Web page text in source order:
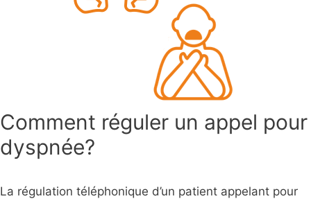
Comment réguler un appel pour
dyspnée?
La régulation téléphonique d’un patient appelant pour